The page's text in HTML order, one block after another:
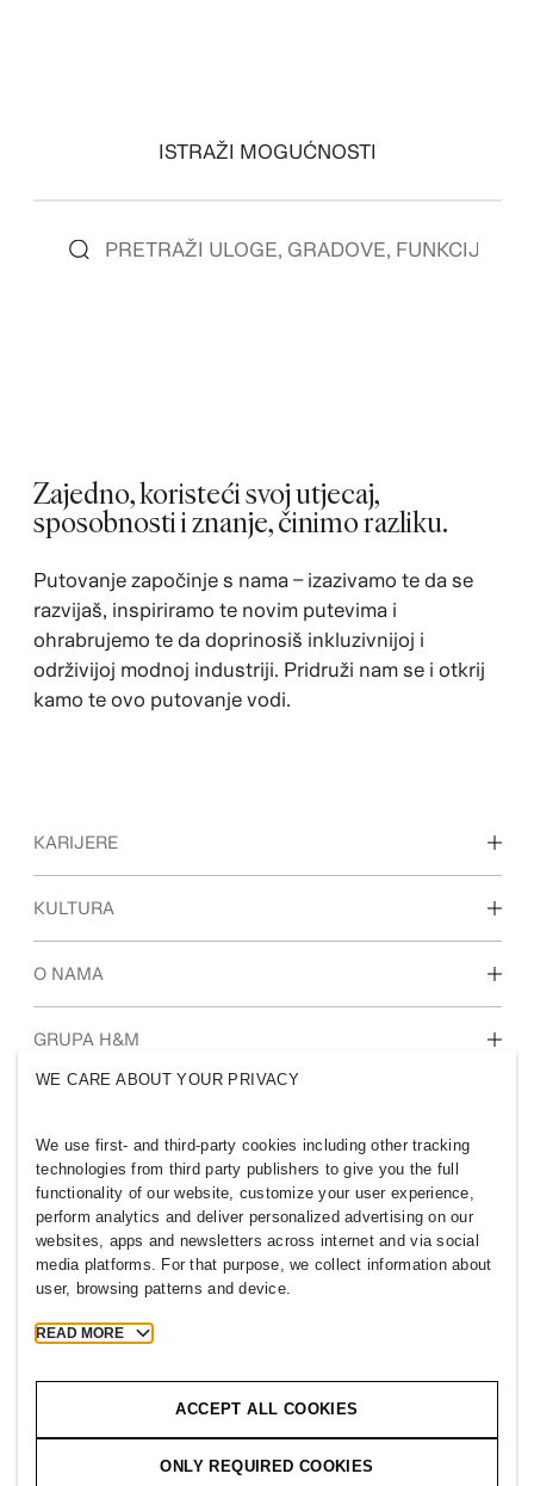
ISTRAŽI MOGUĆNOSTI
Zajedno, koristeći svoj utjecaj,
sposobnosti i znanje, činimo razliku.
Putovanje započinje s nama – izazivamo te da se
razvijaš, inspiriramo te novim putevima i
ohrabrujemo te da doprinosiš inkluzivnijoj i
održivijoj modnoj industriji. Pridruži nam se i otkrij
kamo te ovo putovanje vodi.
KARIJERE
Otkrijte naša područja rada
KULTURA
Naša kultura i prednosti
O NAMA
Tko smo mi
GRUPA H&M
BOSNIA AND HERZEGOVINA
Pritisnite Pravila i privatnost
Kolačići
2026 H & M Hennes and Mauritz AB.
WE CARE ABOUT YOUR PRIVACY
We use first- and third-party cookies including other tracking
technologies from third party publishers to give you the full
functionality of our website, customize your user experience,
perform analytics and deliver personalized advertising on our
websites, apps and newsletters across internet and via social
media platforms. For that purpose, we collect information about
user, browsing patterns and device.
READ MORE
ACCEPT ALL COOKIES
ONLY REQUIRED COOKIES